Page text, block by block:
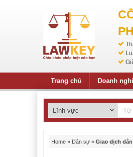
Trang chủ Doanh
Home » Dân sự » Giao dịch